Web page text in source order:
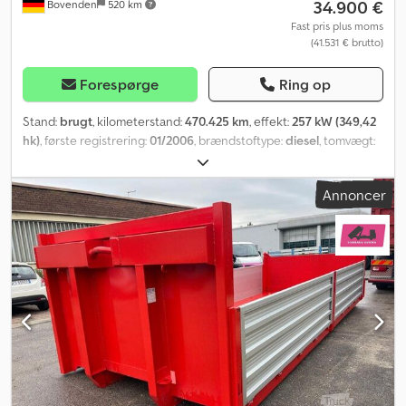
containerudstyr. Vi har et lager af over 50 lastbiler og over 150
containere med og uden kran, klar til levering. S.E.&O I
betragtning af mængden af annoncer og detaljer, opfordrer
salgspersonalet.
Bovenden 520 km 34.900 €
Fast pris plus moms
(41.531 € brutto)
Forespørge Ring op
Stand: brugt, kilometerstand:470.425 km, effekt:257 kW (349,42
hk), første registrering:01/2006, brændstoftype:diesel, tomvægt:
11.780 kg
akslekonfiguration:6x4, akselafstand:4.200 mm, bremser:
motorbremsning, farve:hvid , førerhus:
, geartype:
mekanisk, emissionsklasse:Euro 3, affjedring: stål, antal sæder:2,
samlet bredde:3.800 mm, Udstyr:
ABS, centrallås,
differentialespær, fartpilot, hydraulik, kabine, klimaanlæg, kran,
lavt støjniveau, trailertræk, tågelygter, Køretøjsplacering:
Bovenden, administration, 1 x luftaffjedret sæde, bagrude,
elektriske sidespejle, opvarmede spejle, elektrisk rude venstre,
elektrisk rude højre, aircondition, solskærm, fartpilot, tryklufthorn,
16-trins gearkasse, ABS (antiblokeringssystem), kraftudtag,
centralsmøring, differentialespærre, tågeforlygter, advarselsblink,
bladfjedre, træk med luft- og lysforbindelse, kran bag kabinen,
Annoncer